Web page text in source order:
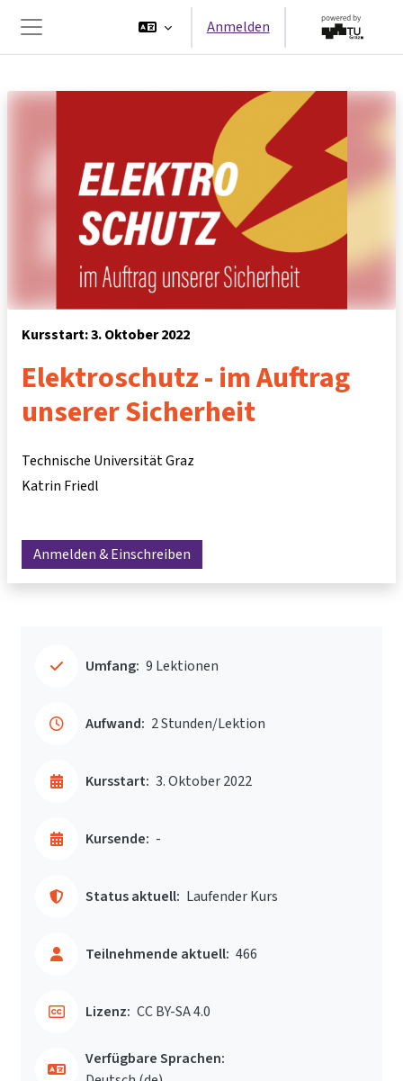
Website-Übersicht
Anmelden
Kursstart: 3. Oktober 2022
Elektroschutz - im Auftrag
unserer Sicherheit
Technische Universität Graz
Katrin Friedl
Anmelden & Einschreiben
Umfang: 9 Lektionen
Aufwand: 2 Stunden/Lektion
Kursstart: 3. Oktober 2022
Kursende: -
Status aktuell: Laufender Kurs
Teilnehmende aktuell: 466
Lizenz: CC BY-SA 4.0
Verfügbare Sprachen: